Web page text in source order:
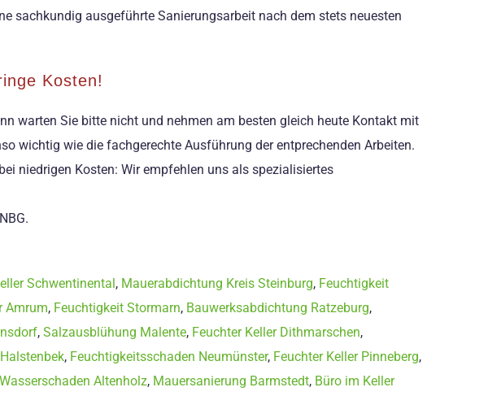
sachkundig ausgeführte Sanierungsarbeit nach dem stets neuesten
Kosten!
warten Sie bitte nicht und nehmen am besten gleich heute Kontakt mit
wichtig wie die fachgerechte Ausführung der entprechenden Arbeiten.
niedrigen Kosten: Wir empfehlen uns als spezialisiertes
Schwentinental, Mauerabdichtung Kreis Steinburg, Feuchtigkeit
Amrum, Feuchtigkeit Stormarn, Bauwerksabdichtung Ratzeburg,
, Salzausblühung Malente, Feuchter Keller Dithmarschen,
, Feuchtigkeitsschaden Neumünster, Feuchter Keller Pinneberg,
Wasserschaden Altenholz, Mauersanierung Barmstedt, Büro im Keller